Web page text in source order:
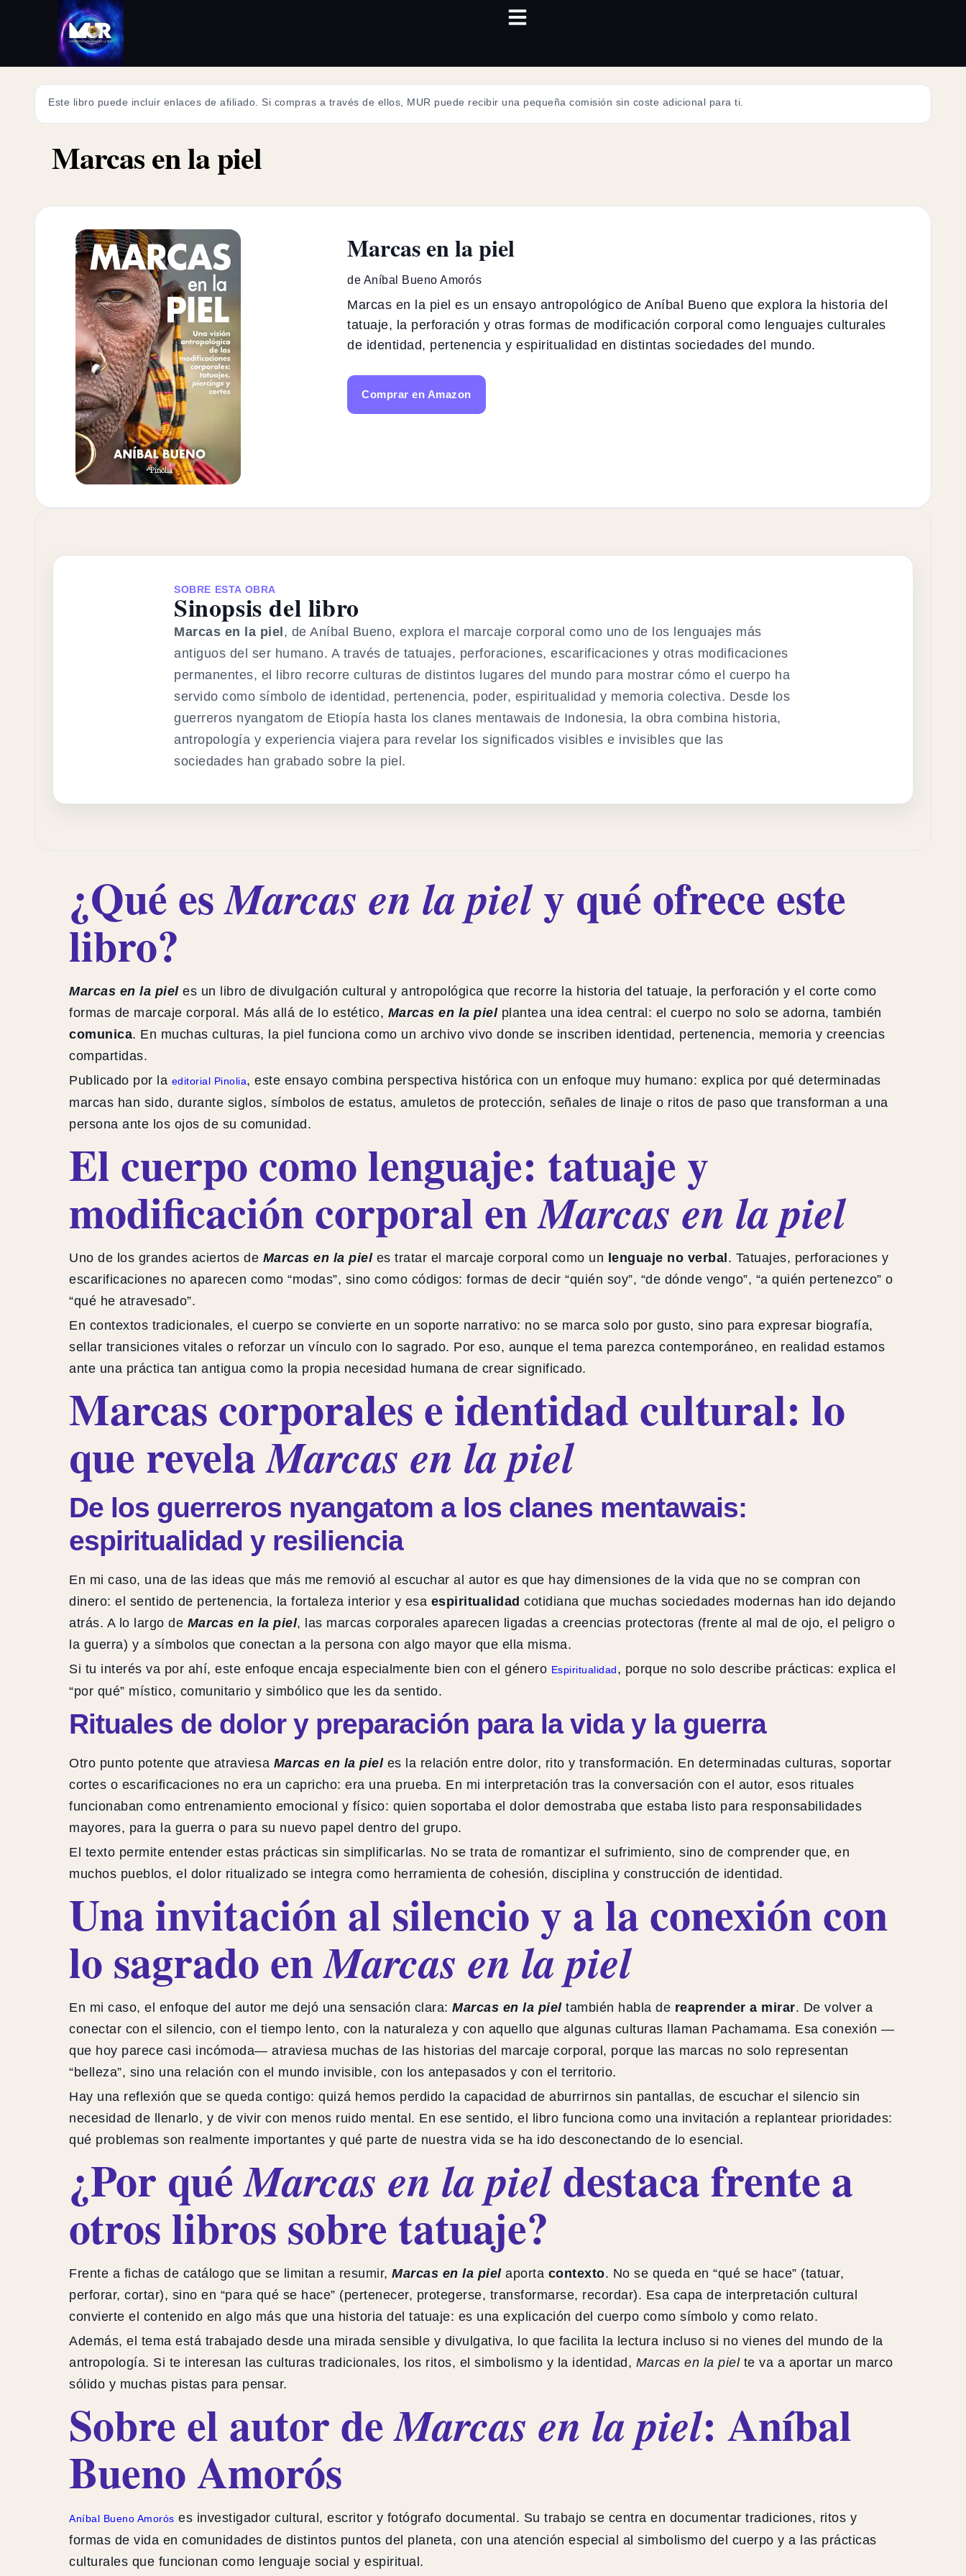
Este libro puede incluir enlaces de afiliado. Si compras a través de ellos, MUR puede recibir una pequeña comisión sin coste adicional para ti.
Marcas en la piel
Marcas en la piel
de Aníbal Bueno Amorós
Marcas en la piel es un ensayo antropológico de Aníbal Bueno que explora la historia del
tatuaje, la perforación y otras formas de modificación corporal como lenguajes culturales
de identidad, pertenencia y espiritualidad en distintas sociedades del mundo.
Comprar en Amazon
SOBRE ESTA OBRA
Sinopsis del libro
Marcas en la piel, de Aníbal Bueno, explora el marcaje corporal como uno de los lenguajes más
antiguos del ser humano. A través de tatuajes, perforaciones, escarificaciones y otras modificaciones
permanentes, el libro recorre culturas de distintos lugares del mundo para mostrar cómo el cuerpo ha
servido como símbolo de identidad, pertenencia, poder, espiritualidad y memoria colectiva. Desde los
guerreros nyangatom de Etiopía hasta los clanes mentawais de Indonesia, la obra combina historia,
antropología y experiencia viajera para revelar los significados visibles e invisibles que las
sociedades han grabado sobre la piel.
¿Qué esMarcas en la piely qué ofrece este
libro?
Marcas en la pieles un libro de divulgación cultural y antropológica que recorre la historia del tatuaje, la perforación y el corte como
formas de marcaje corporal. Más allá de lo estético, Marcas en la pielplantea una idea central: el cuerpo no solo se adorna, también
comunica. En muchas culturas, la piel funciona como un archivo vivo donde se inscriben identidad, pertenencia, memoria y creencias
compartidas.
Publicado por la editorial Pinolia, este ensayo combina perspectiva histórica con un enfoque muy humano: explica por qué determinadas
marcas han sido, durante siglos, símbolos de estatus, amuletos de protección, señales de linaje o ritos de paso que transforman a una
persona ante los ojos de su comunidad.
El cuerpo como lenguaje: tatuaje y
modificación corporal enMarcas en la piel
Uno de los grandes aciertos de Marcas en la pieles tratar el marcaje corporal como un lenguaje no verbal. Tatuajes, perforaciones y
escarificaciones no aparecen como “modas”, sino como códigos: formas de decir “quién soy”, “de dónde vengo”, “a quién pertenezco” o
“qué he atravesado”.
En contextos tradicionales, el cuerpo se convierte en un soporte narrativo: no se marca solo por gusto, sino para expresar biografía,
sellar transiciones vitales o reforzar un vínculo con lo sagrado. Por eso, aunque el tema parezca contemporáneo, en realidad estamos
ante una práctica tan antigua como la propia necesidad humana de crear significado.
Marcas corporales e identidad cultural: lo
que revelaMarcas en la piel
De los guerreros nyangatom a los clanes mentawais:
espiritualidad y resiliencia
En mi caso, una de las ideas que más me removió al escuchar al autor es que hay dimensiones de la vida que no se compran con
dinero: el sentido de pertenencia, la fortaleza interior y esa espiritualidad cotidiana que muchas sociedades modernas han ido dejando
atrás. A lo largo de Marcas en la piel, las marcas corporales aparecen ligadas a creencias protectoras (frente al mal de ojo, el peligro o
la guerra) y a símbolos que conectan a la persona con algo mayor que ella misma.
Si tu interés va por ahí, este enfoque encaja especialmente bien con el género Espiritualidad, porque no solo describe prácticas: explica el
“por qué” místico, comunitario y simbólico que les da sentido.
Rituales de dolor y preparación para la vida y la guerra
Otro punto potente que atraviesa Marcas en la pieles la relación entre dolor, rito y transformación. En determinadas culturas, soportar
cortes o escarificaciones no era un capricho: era una prueba. En mi interpretación tras la conversación con el autor, esos rituales
funcionaban como entrenamiento emocional y físico: quien soportaba el dolor demostraba que estaba listo para responsabilidades
mayores, para la guerra o para su nuevo papel dentro del grupo.
El texto permite entender estas prácticas sin simplificarlas. No se trata de romantizar el sufrimiento, sino de comprender que, en
muchos pueblos, el dolor ritualizado se integra como herramienta de cohesión, disciplina y construcción de identidad.
Una invitación al silencio y a la conexión con
lo sagrado enMarcas en la piel
En mi caso, el enfoque del autor me dejó una sensación clara: Marcas en la pieltambién habla de reaprender a mirar. De volver a
conectar con el silencio, con el tiempo lento, con la naturaleza y con aquello que algunas culturas llaman Pachamama. Esa conexión —
que hoy parece casi incómoda— atraviesa muchas de las historias del marcaje corporal, porque las marcas no solo representan
“belleza”, sino una relación con el mundo invisible, con los antepasados y con el territorio.
Hay una reflexión que se queda contigo: quizá hemos perdido la capacidad de aburrirnos sin pantallas, de escuchar el silencio sin
necesidad de llenarlo, y de vivir con menos ruido mental. En ese sentido, el libro funciona como una invitación a replantear prioridades:
qué problemas son realmente importantes y qué parte de nuestra vida se ha ido desconectando de lo esencial.
¿Por quéMarcas en la pieldestaca frente a
otros libros sobre tatuaje?
Frente a fichas de catálogo que se limitan a resumir, Marcas en la pielaporta contexto. No se queda en “qué se hace” (tatuar,
perforar, cortar), sino en “para qué se hace” (pertenecer, protegerse, transformarse, recordar). Esa capa de interpretación cultural
convierte el contenido en algo más que una historia del tatuaje: es una explicación del cuerpo como símbolo y como relato.
Además, el tema está trabajado desde una mirada sensible y divulgativa, lo que facilita la lectura incluso si no vienes del mundo de la
antropología. Si te interesan las culturas tradicionales, los ritos, el simbolismo y la identidad, Marcas en la pielte va a aportar un marco
sólido y muchas pistas para pensar.
Sobre el autor deMarcas en la piel: Aníbal
Bueno Amorós
Aníbal Bueno Amorós es investigador cultural, escritor y fotógrafo documental. Su trabajo se centra en documentar tradiciones, ritos y
formas de vida en comunidades de distintos puntos del planeta, con una atención especial al simbolismo del cuerpo y a las prácticas
culturales que funcionan como lenguaje social y espiritual.